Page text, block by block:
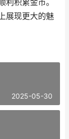
积累金币。
展现更大的魅
2025-05-30